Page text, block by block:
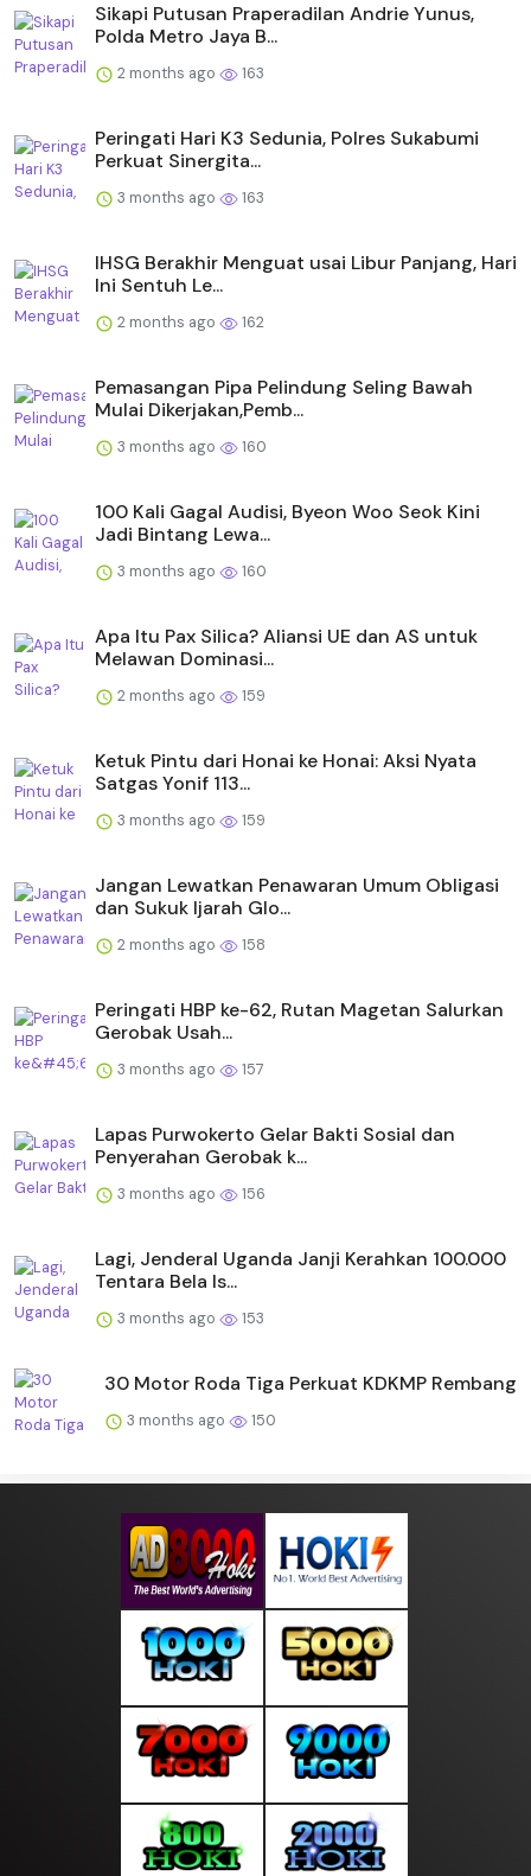
Sikapi Putusan Praperadilan Andrie Yunus,
Polda Metro Jaya B...
2 months ago 163
Peringati Hari K3 Sedunia, Polres Sukabumi
Perkuat Sinergita...
3 months ago 163
IHSG Berakhir Menguat usai Libur Panjang, Hari
Ini Sentuh Le...
2 months ago 162
Pemasangan Pipa Pelindung Seling Bawah
Mulai Dikerjakan,Pemb...
3 months ago 160
100 Kali Gagal Audisi, Byeon Woo Seok Kini
Jadi Bintang Lewa...
3 months ago 160
Apa Itu Pax Silica? Aliansi UE dan AS untuk
Melawan Dominasi...
2 months ago 159
Ketuk Pintu dari Honai ke Honai: Aksi Nyata
Satgas Yonif 113...
3 months ago 159
Jangan Lewatkan Penawaran Umum Obligasi
dan Sukuk Ijarah Glo...
2 months ago 158
Peringati HBP ke-62, Rutan Magetan Salurkan
Gerobak Usah...
3 months ago 157
Lapas Purwokerto Gelar Bakti Sosial dan
Penyerahan Gerobak k...
3 months ago 156
Lagi, Jenderal Uganda Janji Kerahkan 100.000
Tentara Bela Is...
3 months ago 153
30 Motor Roda Tiga Perkuat KDKMP Rembang
3 months ago 150